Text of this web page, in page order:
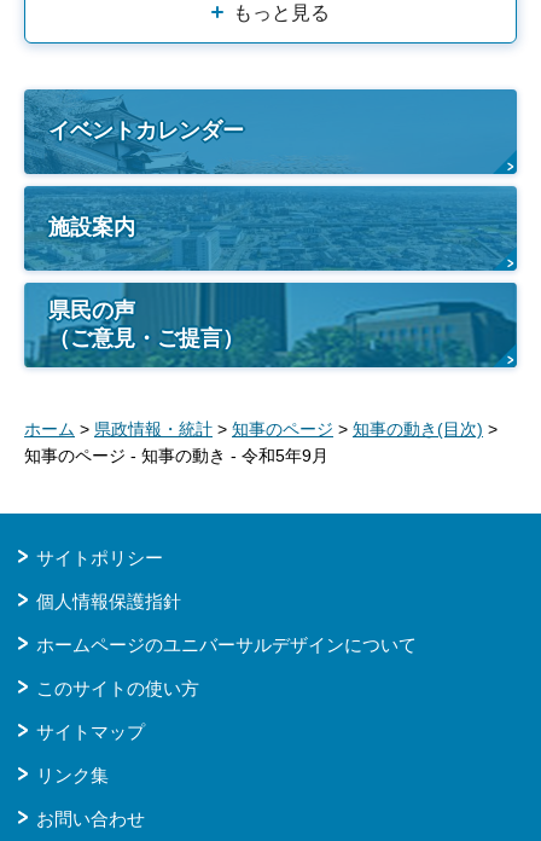
もっと見る
イベントカレンダー
施設案内
県民の声
（ご意見・ご提言）
ホーム > 県政情報・統計 > 知事のページ > 知事の動き(目次) >
知事のページ - 知事の動き - 令和5年9月
サイトポリシー
個人情報保護指針
ホームページのユニバーサルデザインについて
このサイトの使い方
サイトマップ
リンク集
お問い合わせ